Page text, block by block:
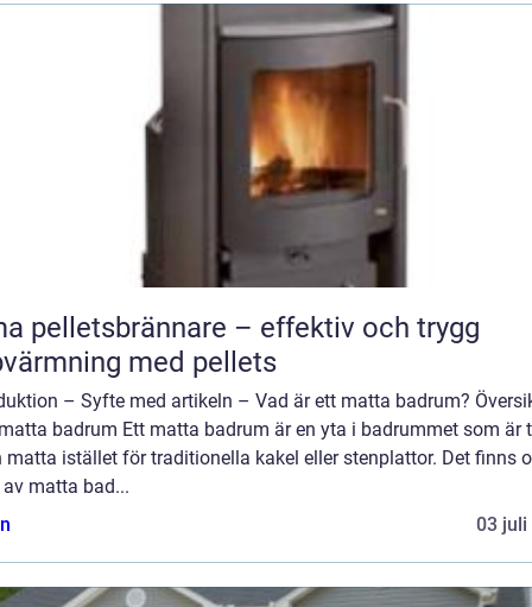
pelletsbrännare – effektiv och trygg
med pellets
– Syfte med artikeln – Vad är ett matta badrum?
badrum Ett matta badrum är en yta i badrummet som är
matta istället för traditionella kakel eller stenplattor. Det finns
matta bad...
03 juli